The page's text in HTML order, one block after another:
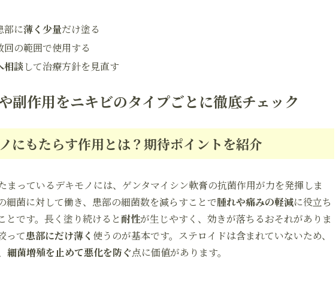
部に薄く少量だけ塗る
の範囲で使用する
相談して治療方針を見直す
副作用をニキビのタイプごとに徹底チェック
にもたらす作用とは？期待ポイントを紹介
っているデキモノには、ゲンタマイシン軟膏の抗菌作用が力を発揮しま
菌に対して働き、患部の細菌数を減らすことで腫れや痛みの軽減に役立ち
とです。長く塗り続けると耐性が生じやすく、効きが落ちるおそれがありま
って患部にだけ薄く 使うのが基本です。ステロイドは含まれていないため、
細菌増殖を止めて悪化を防ぐ点に価値があります。